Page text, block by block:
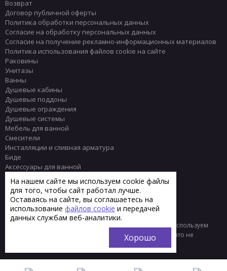
Возврат
Договор публичной оферты
Политика обработки персональных данных
Согласие на обработку персональных данных
Согласие на получение рекламно-информационных материалов
Политика использования файлов cookie на сайте
Раковины
Унитазы
Ванны
Душевые кабины
Душевые поддоны
Душевые ограждения
Душевые системы
Мебель для ванной
Смесители
Инсталляции и сливная арматура
Биде
Аксессуары для ванной
Полотенцесушители
Комплектующие
Плитка
© 2013 - 2026 Интернет-магазин сантехники Тренд
Мы используем
файлы «cookie» для функционирования сайта. Если вас это не
На нашем сайте мы используем cookie файлы
для того, чтобы сайт работал лучше.
Оставаясь на сайте, вы соглашаетесь на
использование файлов cookie и передачей
данных службам веб-аналитики.
Хорошо